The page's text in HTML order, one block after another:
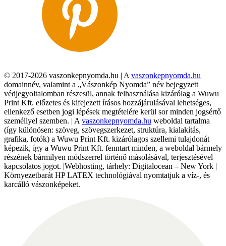
© 2017-2026 vaszonkepnyomda.hu | A vaszonkepnyomda.hu
domainnév, valamint a „Vászonkép Nyomda” név bejegyzett
védjegyoltalomban részesül, annak felhasználása kizárólag a Wuwu
Print Kft. előzetes és kifejezett írásos hozzájárulásával lehetséges,
ellenkező esetben jogi lépések megtételére kerül sor minden jogsértő
személlyel szemben. | A vaszonkepnyomda.hu weboldal tartalma
(így különösen: szöveg, szövegszerkezet, struktúra, kialakítás,
grafika, fotók) a Wuwu Print Kft. kizárólagos szellemi tulajdonát
képezik, így a Wuwu Print Kft. fenntart minden, a weboldal bármely
részének bármilyen módszerrel történő másolásával, terjesztésével
kapcsolatos jogot. |Webhosting, tárhely: Digitalocean – New York |
Környezetbarát HP LATEX technológiával nyomtatjuk a víz-, és
karcálló vászonképeket.